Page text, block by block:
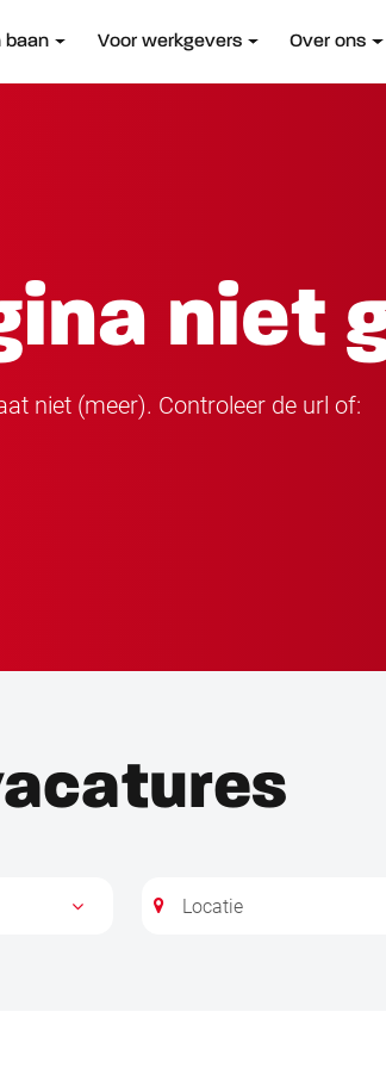
baan Voor werkgevers Over ons
niet
niet (meer). Controleer de url of: